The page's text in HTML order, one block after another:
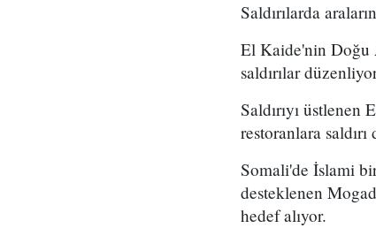
Saldırılarda
El Kaide'nin Doğu
saldırılar
Saldırıyı
restoranlara
Somali'de İslami
desteklenen
hedef alıyor.